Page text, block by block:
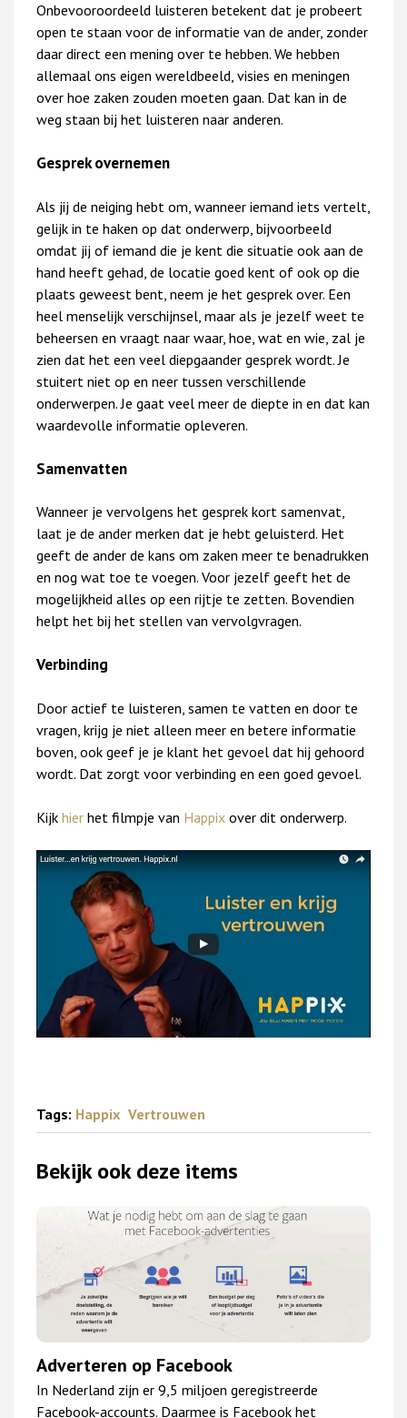
Onbevooroordeeld luisteren betekent dat je probeert
open te staan voor de informatie van de ander, zonder
daar direct een mening over te hebben. We hebben
allemaal ons eigen wereldbeeld, visies en meningen
over hoe zaken zouden moeten gaan. Dat kan in de
weg staan bij het luisteren naar anderen.
Gesprek overnemen
Als jij de neiging hebt om, wanneer iemand iets vertelt,
gelijk in te haken op dat onderwerp, bijvoorbeeld
omdat jij of iemand die je kent die situatie ook aan de
hand heeft gehad, de locatie goed kent of ook op die
plaats geweest bent, neem je het gesprek over. Een
heel menselijk verschijnsel, maar als je jezelf weet te
beheersen en vraagt naar waar, hoe, wat en wie, zal je
zien dat het een veel diepgaander gesprek wordt. Je
stuitert niet op en neer tussen verschillende
onderwerpen. Je gaat veel meer de diepte in en dat kan
waardevolle informatie opleveren.
Samenvatten
Wanneer je vervolgens het gesprek kort samenvat,
laat je de ander merken dat je hebt geluisterd. Het
geeft de ander de kans om zaken meer te benadrukken
en nog wat toe te voegen. Voor jezelf geeft het de
mogelijkheid alles op een rijtje te zetten. Bovendien
helpt het bij het stellen van vervolgvragen.
Verbinding
Door actief te luisteren, samen te vatten en door te
vragen, krijg je niet alleen meer en betere informatie
boven, ook geef je je klant het gevoel dat hij gehoord
wordt. Dat zorgt voor verbinding en een goed gevoel.
Kijk hier het filmpje van Happix over dit onderwerp.
Tags: Happix Vertrouwen
Bekijk ook deze items
Adverteren op Facebook
In Nederland zijn er 9,5 miljoen geregistreerde
Facebook-accounts. Daarmee is Facebook het